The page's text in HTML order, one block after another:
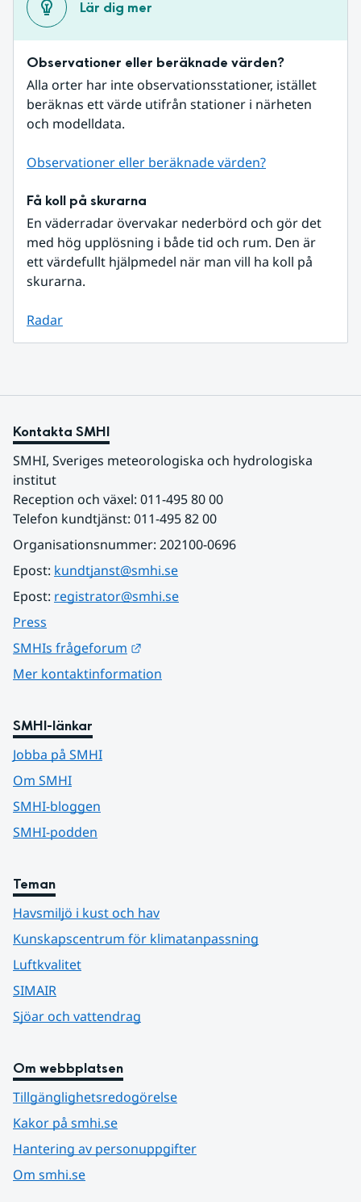
Lär dig mer
Observationer eller beräknade värden?
Alla orter har inte observationsstationer, istället
beräknas ett värde utifrån stationer i närheten
och modelldata.
Observationer eller beräknade värden?
Få koll på skurarna
En väderradar övervakar nederbörd och gör det
med hög upplösning i både tid och rum. Den är
ett värdefullt hjälpmedel när man vill ha koll på
skurarna.
Radar
Kontakta SMHI
SMHI, Sveriges meteorologiska och hydrologiska
institut
Reception och växel: 011-495 80 00
Telefon kundtjänst: 011-495 82 00
Organisationsnummer: 202100-0696
Epost: kundtjanst@smhi.se
Epost: registrator@smhi.se
Press
SMHIs frågeforum
Mer kontaktinformation
SMHI-länkar
Jobba på SMHI
Om SMHI
SMHI-bloggen
SMHI-podden
Teman
Havsmiljö i kust och hav
Kunskapscentrum för klimatanpassning
Luftkvalitet
SIMAIR
Sjöar och vattendrag
Om webbplatsen
Tillgänglighetsredogörelse
Kakor på smhi.se
Hantering av personuppgifter
Om smhi.se